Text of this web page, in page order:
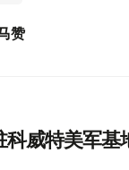
赞
威特美军基